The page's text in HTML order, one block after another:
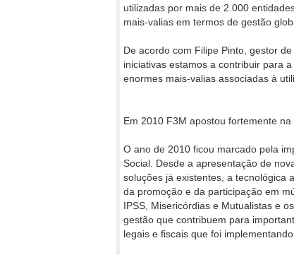
utilizadas por mais de 2.000
mais-valias em termos de gestão
De acordo com Filipe Pinto, gestor
iniciativas estamos a contribuir para
enormes mais-valias associadas à
Em 2010 F3M apostou fortemente na
O ano de 2010 ficou marcado pela
Social. Desde a apresentação de
soluções já existentes, a tecnológica
da promoção e da participação em
IPSS, Misericórdias e Mutualistas e
gestão que contribuem para
legais e fiscais que foi